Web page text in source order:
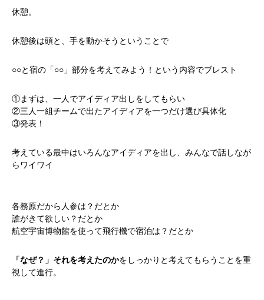
休憩。
休憩後は頭と、手を動かそうということで
○○と宿の「○○」部分を考えてみよう！という内容でブレスト
①まずは、一人でアイディア出しをしてもらい
②三人一組チームで出たアイディアを一つだけ選び具体化
③発表！
考えている最中はいろんなアイディアを出し、みんなで話しなが
らワイワイ
各務原だから人参は？だとか
誰がきて欲しい？だとか
航空宇宙博物館を使って飛行機で宿泊は？だとか
「なぜ？」それを考えたのかをしっかりと考えてもらうことを重
視して進行。